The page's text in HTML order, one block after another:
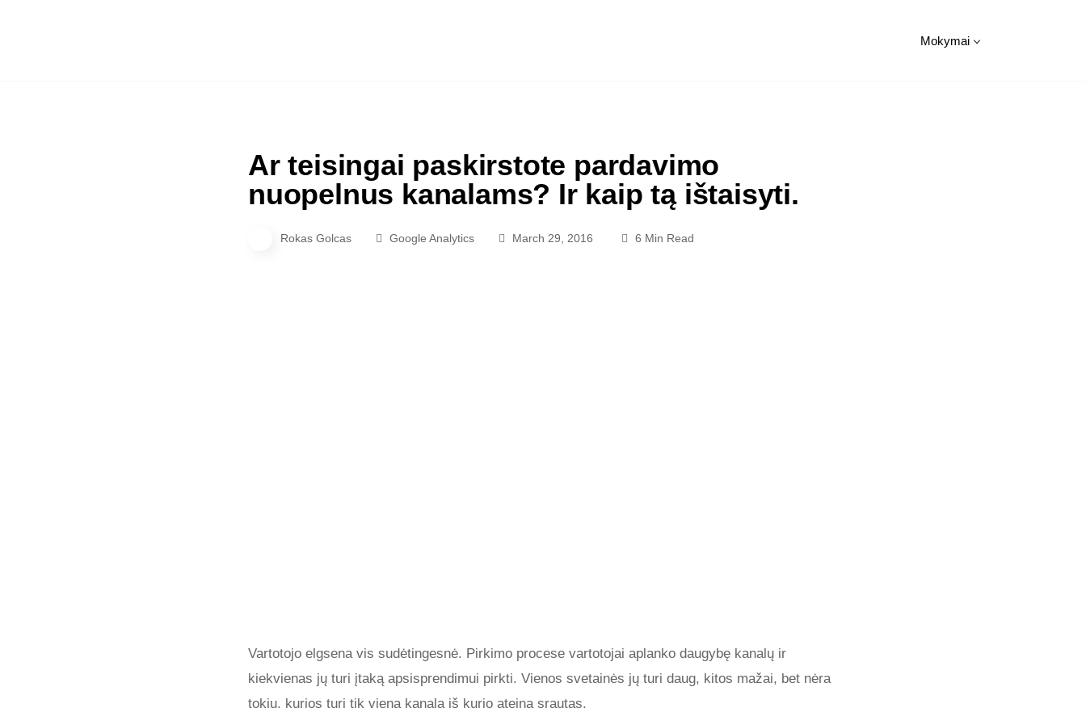
Mokymai
Ar teisingai paskirstote pardavimo
nuopelnus kanalams? Ir kaip tą ištaisyti.
Rokas Golcas Google Analytics March 29, 2016 6 Min Read
Vartotojo elgsena vis sudėtingesnė. Pirkimo procese vartotojai aplanko daugybę kanalų ir
kiekvienas jų turi įtaką apsisprendimui pirkti. Vienos svetainės jų turi daug, kitos mažai, bet nėra
tokių, kurios turi tik vieną kanalą iš kurio ateina srautas.